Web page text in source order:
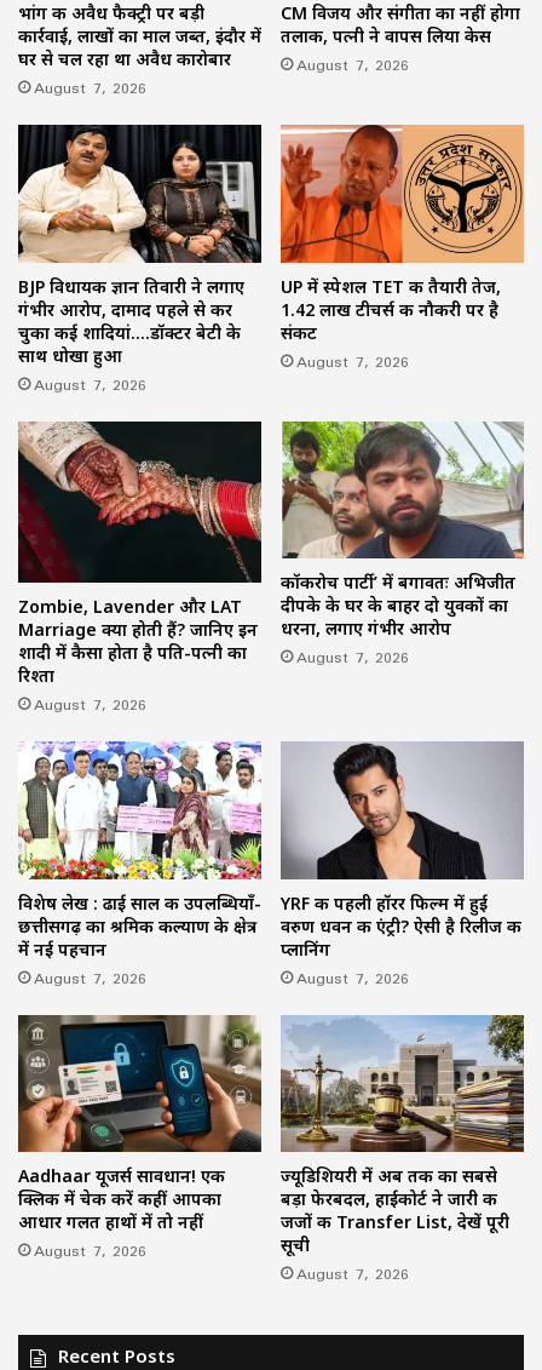
भांग की अवैध फैक्ट्री पर बड़ी
कार्रवाई, लाखों का माल जब्त, इंदौर में
घर से चल रहा था अवैध कारोबार
August 7, 2026
CM विजय और संगीता का नहीं होगा
तलाक, पत्नी ने वापस लिया केस
August 7, 2026
BJP विधायक ज्ञान तिवारी ने लगाए
गंभीर आरोप, दामाद पहले से कर
चुका कई शादियां….डॉक्टर बेटी के
साथ धोखा हुआ
August 7, 2026
UP में स्पेशल TET की तैयारी तेज,
1.42 लाख टीचर्स की नौकरी पर है
संकट
August 7, 2026
Zombie, Lavender और LAT
Marriage क्या होती हैं? जानिए इन
शादी में कैसा होता है पति-पत्नी का
रिश्ता
August 7, 2026
कॉकरोच पार्टी’ में बगावतः अभिजीत
दीपके के घर के बाहर दो युवकों का
धरना, लगाए गंभीर आरोप
August 7, 2026
विशेष लेख : ढाई साल की उपलब्धियाँ-
छत्तीसगढ़ का श्रमिक कल्याण के क्षेत्र
में नई पहचान
August 7, 2026
YRF की पहली हॉरर फिल्म में हुई
वरुण धवन की एंट्री? ऐसी है रिलीज की
प्लानिंग
August 7, 2026
Aadhaar यूजर्स सावधान! एक
क्लिक में चेक करें कहीं आपका
आधार गलत हाथों में तो नहीं
August 7, 2026
ज्यूडिशियरी में अब तक का सबसे
बड़ा फेरबदल, हाईकोर्ट ने जारी की
जजों की Transfer List, देखें पूरी
सूची
August 7, 2026
Recent Posts